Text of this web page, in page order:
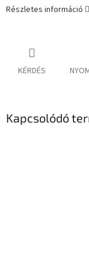
Részletes információ
KÉRDÉS
Kapcsolódó